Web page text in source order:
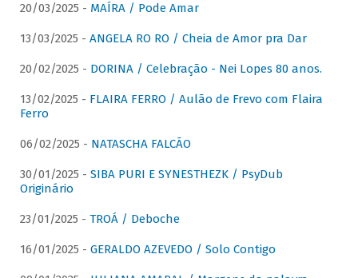
20/03/2025 - MAÍRA / Pode Amar
13/03/2025 - ANGELA RO RO / Cheia de Amor pra Dar
20/02/2025 - DORINA / Celebração - Nei Lopes 80 anos.
13/02/2025 - FLAIRA FERRO / Aulão de Frevo com Flaira
Ferro
06/02/2025 - NATASCHA FALCÃO
30/01/2025 - SIBA PURI E SYNESTHEZK / PsyDub
Originário
23/01/2025 - TROÁ / Deboche
16/01/2025 - GERALDO AZEVEDO / Solo Contigo